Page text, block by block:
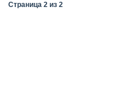
Страница 2 из 2